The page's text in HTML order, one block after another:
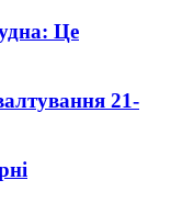
Це
21-